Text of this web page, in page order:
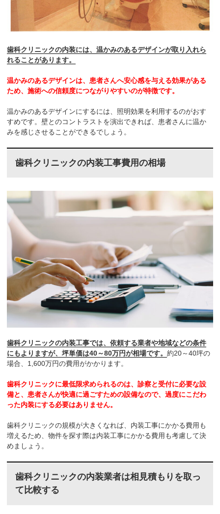
歯科クリニックの内装には、温かみのあるデザインが取り入れら
れることがあります。
温かみのあるデザインは、患者さんへ安心感を与える効果がある
ため、施術への信頼度につながりやすいのが特徴です。
温かみのあるデザインにするには、照明効果を利用するのがおす
すめです。壁とのコントラストを演出できれば、患者さんに温か
みを感じさせることができるでしょう。
歯科クリニックの内装工事費用の相場
歯科クリニックの内装工事では、依頼する業者や地域などの条件
にもよりますが、坪単価は40～80万円が相場です。約20～40坪の
場合、1,600万円の費用がかかります。
歯科クリニックに最低限求められるのは、診察と受付に必要な設
備と、患者さんが快適に過ごすための設備なので、過度にこだわ
った内装にする必要はありません。
歯科クリニックの規模が大きくなれば、内装工事にかかる費用も
増えるため、物件を探す際は内装工事にかかる費用も考慮して決
めましょう。
歯科クリニックの内装業者は相見積もりを取っ
て比較する